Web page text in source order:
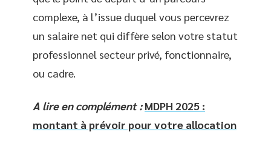
complexe, à l’issue duquel vous percevrez
un salaire net qui diffère selon votre statut
professionnel secteur privé, fonctionnaire,
ou cadre.
A lire en complément : MDPH 2025 :
montant à prévoir pour votre allocation